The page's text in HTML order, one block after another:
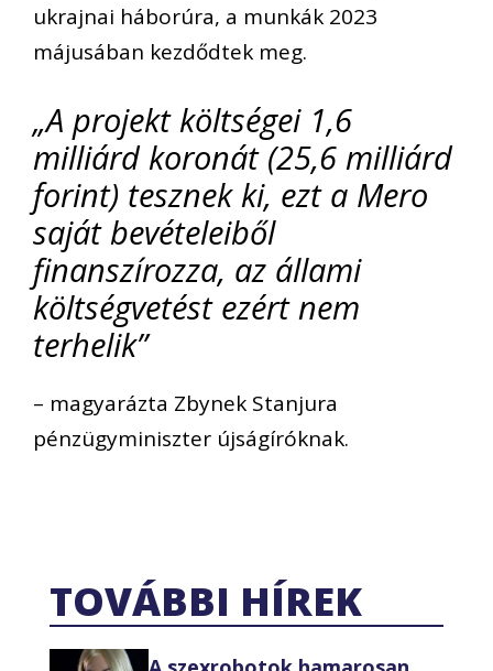
ukrajnai háborúra, a munkák 2023
májusában kezdődtek meg.
„A projekt költségei 1,6
milliárd koronát (25,6 milliárd
forint) tesznek ki, ezt a Mero
saját bevételeiből
finanszírozza, az állami
költségvetést ezért nem
terhelik”
– magyarázta Zbynek Stanjura
pénzügyminiszter újságíróknak.
TOVÁBBI HÍREK